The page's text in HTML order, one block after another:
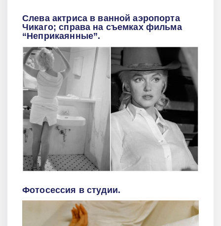
Слева актриса в ванной аэропорта
Чикаго; справа на съемках фильма
“Неприкаянные”.
Фотосессия в студии.